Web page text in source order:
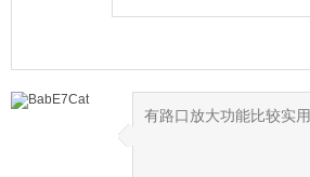
◆
◆ 有路口放大功能比较实用